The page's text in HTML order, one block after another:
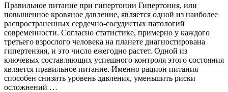
Правильное питание при гипертонии Гипертония, или
повышенное кровяное давление, является одной из наиболее
распространенных сердечно-сосудистых патологий
современности. Согласно статистике, примерно у каждого
третьего взрослого человека на планете диагностирована
гипертензия, и это число ежегодно растет. Одной из
ключевых составляющих успешного контроля этого состояния
является правильное питание. Именно рацион питания
способен снизить уровень давления, уменьшить риски
осложнений …